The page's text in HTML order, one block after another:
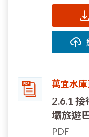
萬宜水
2.6.1 接
壩旅遊
PDF